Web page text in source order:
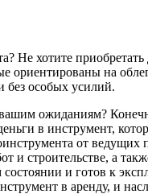
Не хотите
на
особых усилий.
ожиданиям?
в инструмент,
от ведущих
строительстве, а
и готов к
в аренду, и